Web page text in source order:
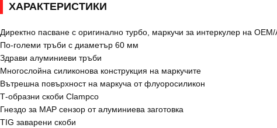
ХАРАКТЕРИСТИКИ
Директно пасване с оригинално турбо, маркучи за интеркулер на
По-големи тръби с диаметър 60 мм
Здрави алуминиеви тръби
Многослойна силиконова конструкция на маркучите
Вътрешна повърхност на маркуча от флуоросиликон
Т-образни скоби Clampco
Гнездо за MAP сензор от алуминиева заготовка
TIG заварени скоби